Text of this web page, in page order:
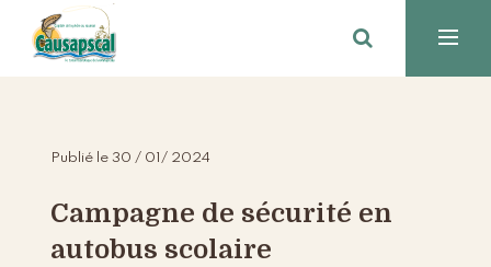
Publié le 30 / 01/ 2024
Campagne de sécurité en
autobus scolaire